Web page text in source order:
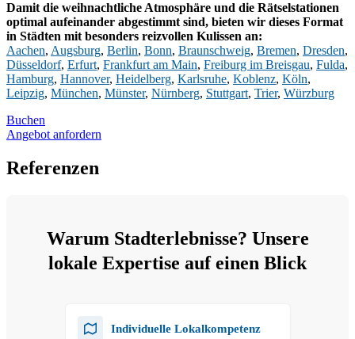
Damit die weihnachtliche Atmosphäre und die Rätselstationen
optimal aufeinander abgestimmt sind, bieten wir dieses Format
in Städten mit besonders reizvollen Kulissen an:
Aachen, Augsburg, Berlin, Bonn, Braunschweig, Bremen, Dresden,
Düsseldorf, Erfurt, Frankfurt am Main, Freiburg im Breisgau, Fulda,
Hamburg, Hannover, Heidelberg, Karlsruhe, Koblenz, Köln,
Leipzig, München, Münster, Nürnberg, Stuttgart, Trier, Würzburg
Buchen
Angebot anfordern
Referenzen
Warum Stadterlebnisse? Unsere
lokale Expertise auf einen Blick
Individuelle Lokalkompetenz